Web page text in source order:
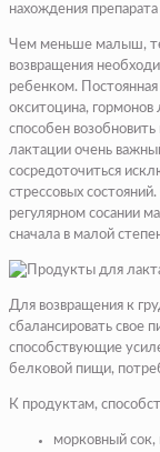
нахождения
Чем меньше малыш,
возвращения
ребенком. Постоянная
окситоцина,
способен
лактации очень
сосредоточиться
стрессовых
регулярном сосании
сначала в малой
Для возвращения к
сбалансировать свое
способствующие
белковой пищи,
К продуктам,
морковный